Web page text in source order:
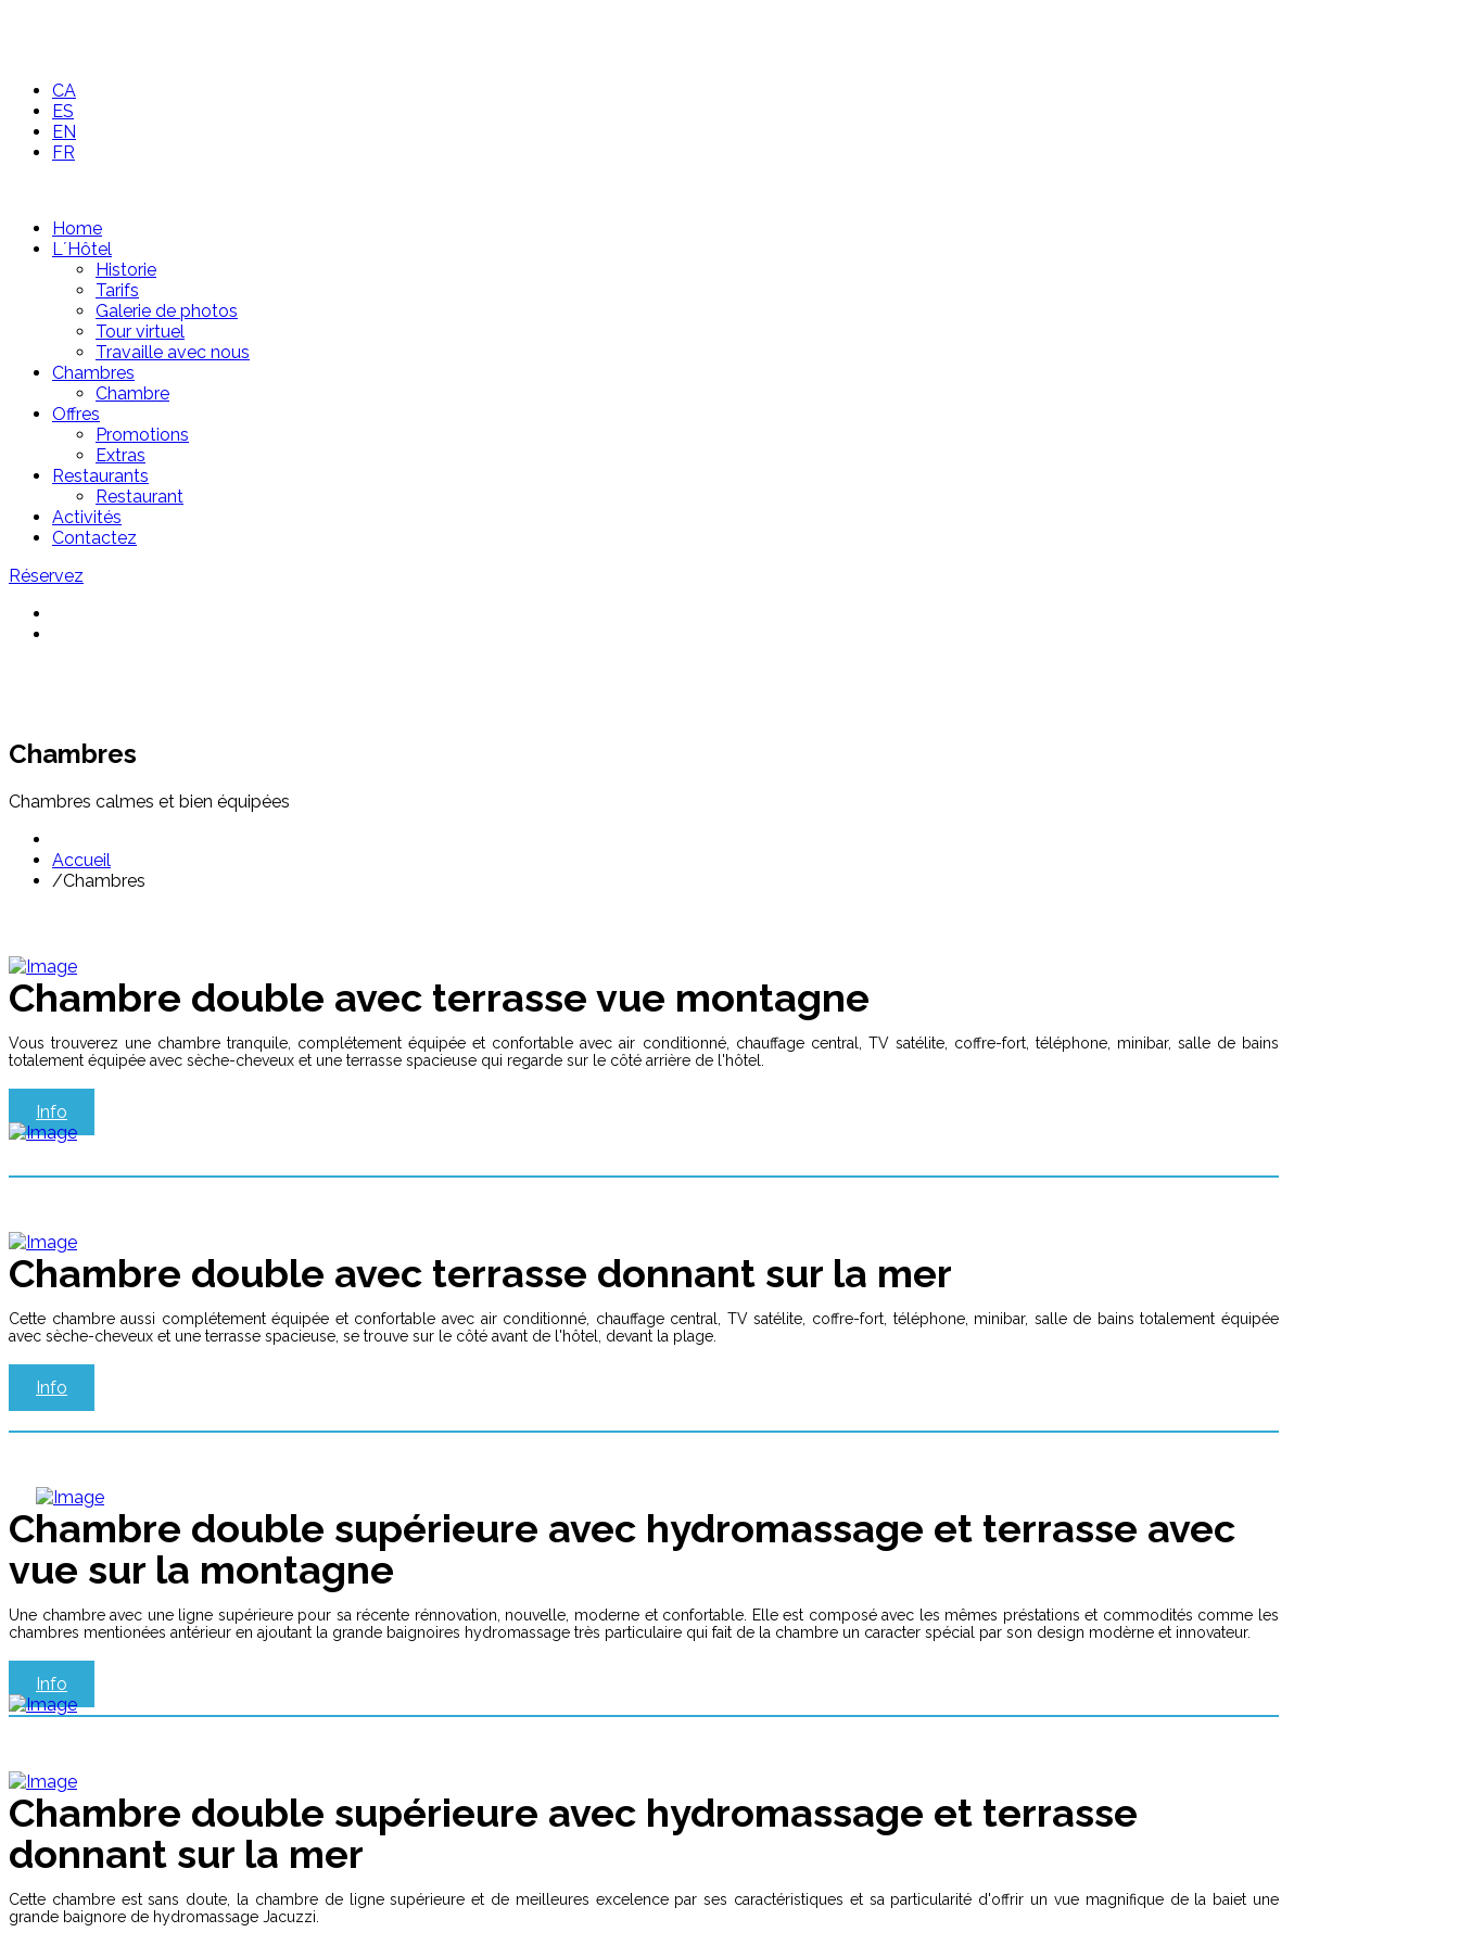
CA
ES
EN
FR
Home
L´Hôtel
Historie
Tarifs
Galerie de photos
Tour virtuel
Travaille avec nous
Chambres
Chambre
Offres
Promotions
Extras
Restaurants
Restaurant
Activités
Contactez
Réservez
Chambres
Chambres calmes et bien équipées
Accueil
/Chambres
Chambre double avec terrasse vue montagne
Vous trouverez une chambre tranquile, complétement équipée et confortable avec air conditionné, chauffage central, TV satélite, coffre-fort, téléphone, minibar, salle de bains
totalement équipée avec sèche-cheveux et une terrasse spacieuse qui regarde sur le côté arrière de l'hôtel.
Info
Chambre double avec terrasse donnant sur la mer
Cette chambre aussi complétement équipée et confortable avec air conditionné, chauffage central, TV satélite, coffre-fort, téléphone, minibar, salle de bains totalement équipée
avec sèche-cheveux et une terrasse spacieuse, se trouve sur le côté avant de l'hôtel, devant la plage.
Info
Chambre double supérieure avec hydromassage et terrasse avec
vue sur la montagne
Une chambre avec une ligne supérieure pour sa récente rénnovation, nouvelle, moderne et confortable. Elle est composé avec les mêmes préstations et commodités comme les
chambres mentionées antérieur en ajoutant la grande baignoires hydromassage très particulaire qui fait de la chambre un caracter spécial par son design modèrne et innovateur.
Info
Chambre double supérieure avec hydromassage et terrasse
donnant sur la mer
Cette chambre est sans doute, la chambre de ligne supérieure et de meilleures excelence par ses caractéristiques et sa particularité d'offrir un vue magnifique de la baiet une
grande baignore de hydromassage Jacuzzi.